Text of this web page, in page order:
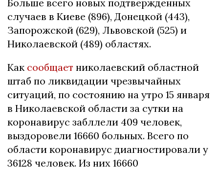
Больше всего новых подтвержденных
случаев в Киеве (896), Донецкой (443),
Запорожской (629), Львовской (525) и
Николаевской (489) областях.
Как сообщает николаевский областной
штаб по ликвидации чрезвычайных
ситуаций, по состоянию на утро 15 января
в Николаевской области за сутки на
коронавирус забллели 409 человек,
выздоровели 16660 больных. Всего по
области коронавирус диагностировали у
36128 человек. Из них 16660